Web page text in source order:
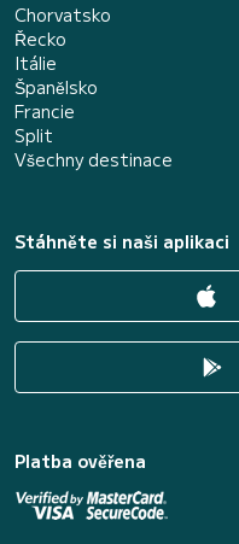
Chorvatsko
Řecko
Itálie
Španělsko
Francie
Split
Všechny destinace
Stáhněte si naši aplikaci
Platba ověřena